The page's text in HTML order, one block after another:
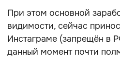
При этом основной
видимости, сейчас
Инстаграме (запрещён в
данный момент почти